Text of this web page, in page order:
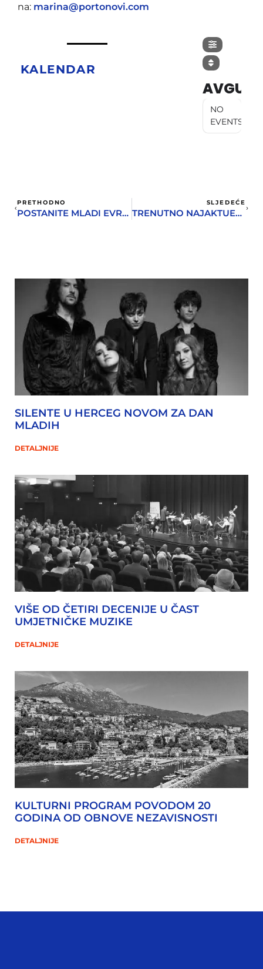
na: marina@portonovi.com
KALENDAR
AVGUST
NO
EVENTS
PRETHODNO
POSTANITE MLADI EVROPSKI AMBASADOR
SLJEDEĆE
TRENUTNO NAJAKTUELNIJI CRTAČ MARVELA I DC-A STIŽE NA HSF
SILENTE U HERCEG NOVOM ZA DAN
MLADIH
DETALJNIJE
VIŠE OD ČETIRI DECENIJE U ČAST
UMJETNIČKE MUZIKE
DETALJNIJE
KULTURNI PROGRAM POVODOM 20
GODINA OD OBNOVE NEZAVISNOSTI
DETALJNIJE